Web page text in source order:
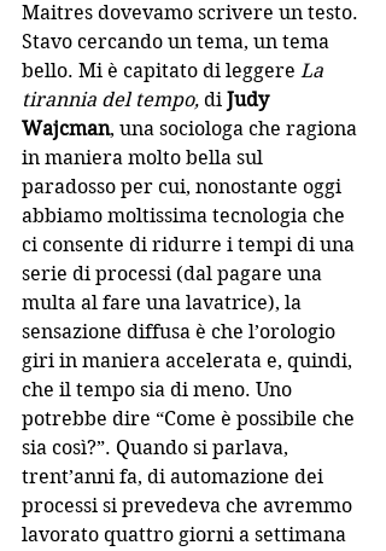
Maitres dovevamo scrivere un testo.
Stavo cercando un tema, un tema
bello. Mi è capitato di leggere La
tirannia del tempo, di Judy
Wajcman, una sociologa che ragiona
in maniera molto bella sul
paradosso per cui, nonostante oggi
abbiamo moltissima tecnologia che
ci consente di ridurre i tempi di una
serie di processi (dal pagare una
multa al fare una lavatrice), la
sensazione diffusa è che l’orologio
giri in maniera accelerata e, quindi,
che il tempo sia di meno. Uno
potrebbe dire “Come è possibile che
sia così?”. Quando si parlava,
trent’anni fa, di automazione dei
processi si prevedeva che avremmo
lavorato quattro giorni a settimana